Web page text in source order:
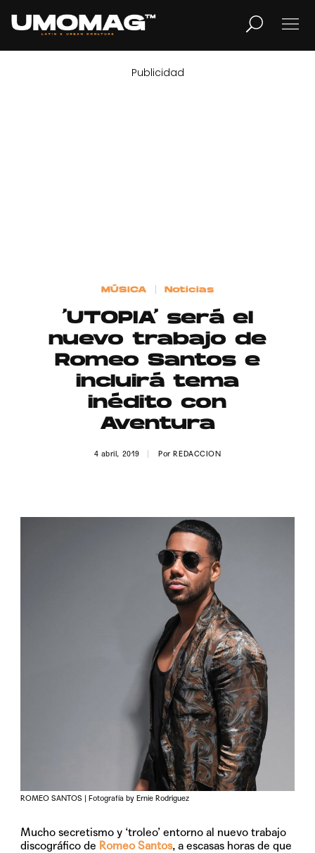
LIFESTYLE
Contacto
Aviso Legal
© 2015-2022 UMOMAG. PROPIEDAD DE UMO agency. TODOS LOS
Publicidad
MÚSICA Noticias
‘UTOPIA’ será el
nuevo trabajo de
Romeo Santos e
incluirá tema
inédito con
Aventura
4 abril, 2019 PorREDACCION
ROMEO SANTOS | Fotografía by Ernie Rodriguez
Mucho secretismo y ‘troleo’ entorno al nuevo trabajo
discográfico de Romeo Santos, a escasas horas de que